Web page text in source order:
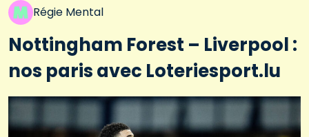
Régie Mental
Nottingham Forest – Liverpool :
nos paris avec Loteriesport.lu